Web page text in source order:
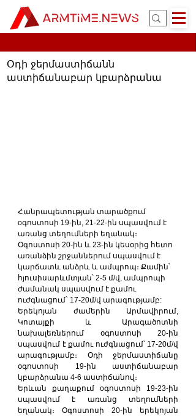
Օդի ջերմաստիճանն
աստիճանաբար կբարձրանա
Հանրապետության տարածքում
oգոստոսի 19-ին, 21-22-ին սպասվում է
առանց տեղումների եղանակ։
Օգոստոսի 20-ին և 23-ին կեսօրից հետո
առանձին շրջաններում սպասվում է
կարճատև անձրև և ամպրոպ։ Քամին՝
հյուսիսարևմտյան՝ 2-5 մ/վ, ամպրոպի
ժամանակ սպասվում է քամու
ուժգնացում` 17-20մ/վ արագությամբ:
Երեկոյան ժամերին Արմավիրում,
Կոտայքի և Արագածոտնի
նախալեռներում օգոստոսի 20-ին
սպասվում է քամու ուժգնացում՝ 17-20մ/վ
արագությամբ։ Օդի ջերմաստիճանը
օգոստոսի 19-ին աստիճանաբար
կբարձրանա 4-6 աստիճանով։
Երևան քաղաքում oգոստոսի 19-23-ին
սպասվում է առանց տեղումների
եղանակ։ Օգոստոսի 20-ին երեկոյան